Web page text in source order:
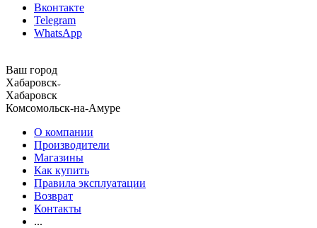
Вконтакте
Telegram
WhatsApp
Ваш город
Хабаровск
Хабаровск
Комсомольск-на-Амуре
О компании
Производители
Магазины
Как купить
Правила эксплуатации
Возврат
Контакты
...